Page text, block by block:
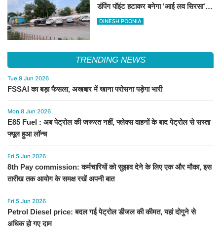
डंपिंग पॉइंट हटाकर बनेगा 'आई लव सिरसा'
सेल्फी पॉइंट
DINESH POONIA
TRENDING NEWS
Tue,9 Jun 2026
FSSAI का बड़ा फैसला, अखबार में खाना परोसना पड़ेगा भारी
Mon,8 Jun 2026
E85 Fuel : अब पेट्रोल की जरूरत नहीं, फ्लेक्स वाहनों के बाद पेट्रोल से सस्ता
फ्यूल हुआ लॉन्च
Fri,5 Jun 2026
8th Pay commission: कर्मचारियों को सुझाव देने के लिए एक और मौका, इस
तारीख तक आयोग के समक्ष रखें अपनी बात
Fri,5 Jun 2026
Petrol Diesel price: बदल गई पेट्रोल डीजल की कीमत, यहां दोगुने से
अधिक हो गए दाम